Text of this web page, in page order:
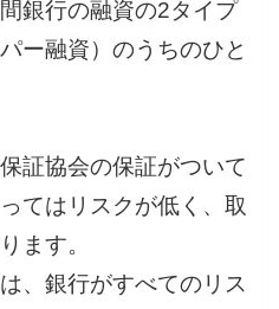
銀行の融資の2タイプ
ー融資）のうちのひと
証協会の保証がついて
てはリスクが低く、取
ます。
、銀行がすべてのリス